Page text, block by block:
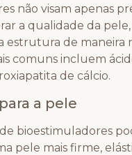
não visam apenas
a qualidade da pele,
estrutura de maneira
comuns incluem
de cálcio.
a pele
bioestimuladores
pele mais firme,